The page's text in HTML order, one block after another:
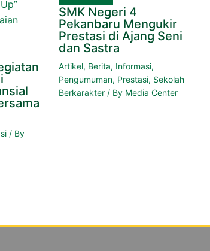
/ By
SMK Negeri 4
Pekanbaru Mengukir
Prestasi di Ajang Seni
dan Sastra
Artikel, Berita, Informasi,
Pengumuman, Prestasi, Sekolah
Berkarakter/ By Media Center